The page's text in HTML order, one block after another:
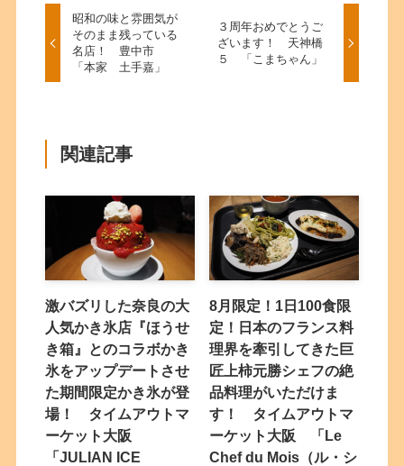
昭和の味と雰囲気が
そのまま残っている
名店！ 豊中市
「本家 土手嘉」
３周年おめでとうご
ざいます！ 天神橋
５ 「こまちゃん」
関連記事
激バズリした奈良の大
人気かき氷店『ほうせ
き箱』とのコラボかき
氷をアップデートさせ
た期間限定かき氷が登
場！ タイムアウトマ
ーケット大阪
「JULIAN ICE
8月限定！1日100食限
定！日本のフランス料
理界を牽引してきた巨
匠上柿元勝シェフの絶
品料理がいただけま
す！ タイムアウトマ
ーケット大阪 「Le
Chef du Mois（ル・シ